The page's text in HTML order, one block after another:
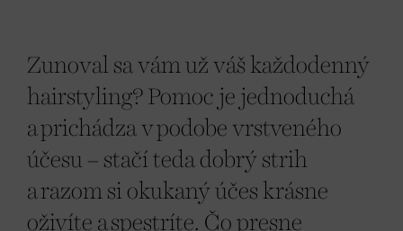
Zunoval sa vám už váš každodenný
hairstyling? Pomoc je jednoduchá
a prichádza v podobe vrstveného
účesu – stačí teda dobrý strih
a razom si okukaný účes krásne
oživíte a spestríte. Čo presne